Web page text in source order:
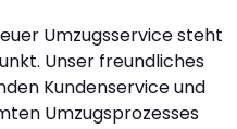
Umzugsservice steht
Unser freundliches
Kundenservice und
Umzugsprozesses